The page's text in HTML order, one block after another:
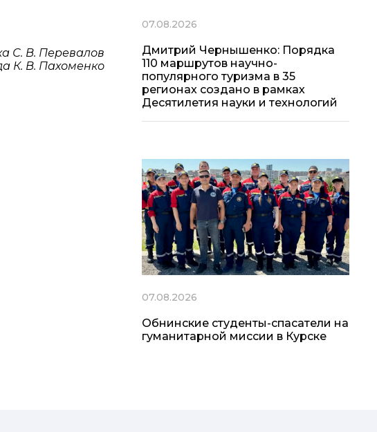
С. В. Перевалов
К. В. Пахоменко
07.08.2026
Дмитрий Чернышенко: Порядка
110 маршрутов научно-
популярного туризма в 35
регионах создано в рамках
Десятилетия науки и технологий
07.08.2026
Обнинские студенты-спасатели на
гуманитарной миссии в Курске